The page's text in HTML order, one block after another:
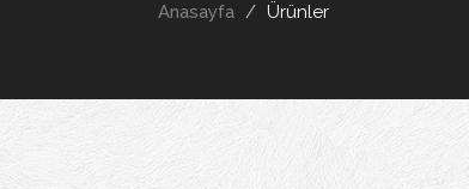
Anasayfa Ürünler